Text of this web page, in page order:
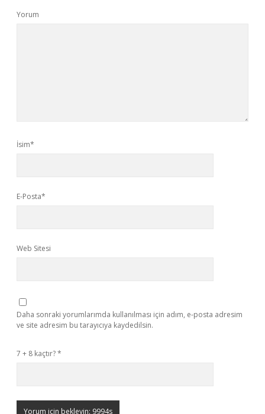
Yorum
İsim*
E-Posta*
Web Sitesi
Daha sonraki yorumlarımda kullanılması için adım, e-posta adresim
ve site adresim bu tarayıcıya kaydedilsin.
7 + 8 kaçtır?*